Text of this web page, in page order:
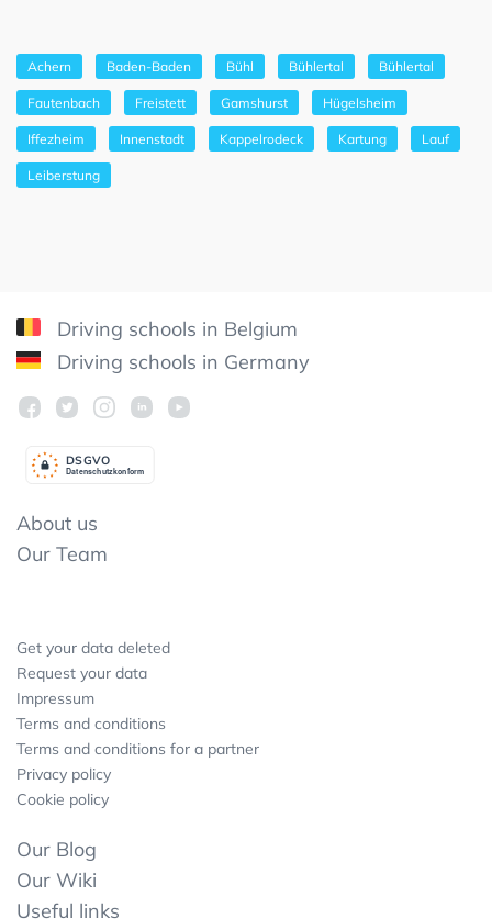
Achern Baden-Baden Bühl Bühlertal Bühlertal
Fautenbach Freistett Gamshurst Hügelsheim
Iffezheim Innenstadt Kappelrodeck Kartung Lauf
Leiberstung
Driving schools in Belgium
Driving schools in Germany
Datenschutzkonform
DSGVO
About us
Our Team
Get your data deleted
Request your data
Impressum
Terms and conditions
Terms and conditions for a partner
Privacy policy
Cookie policy
Our Blog
Our Wiki
Useful links